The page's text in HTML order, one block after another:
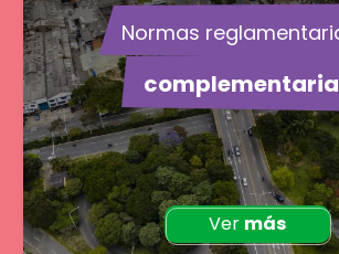
Normas
Ver más